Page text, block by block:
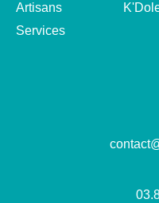
Artisans
Services